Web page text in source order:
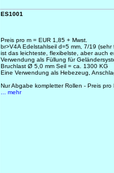
ES1001
Preis pro m = EUR 1,85 + Mwst.
br>V4A Edelstahlseil d=5 mm, 7/19
ist das leichteste, flexibelste, aber auch
Verwendung als Füllung für
Bruchlast Ø 5,0 mm Seil = ca. 1300 KG
Eine Verwendung als Hebezeug,
Nur Abgabe kompletter Rollen - Preis
... mehr